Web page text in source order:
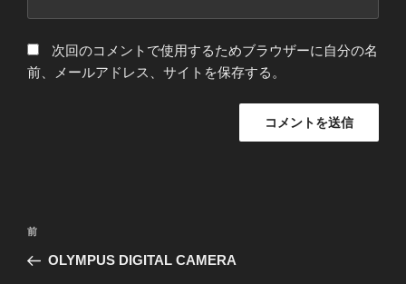
次回のコメントで使用するためブラウザーに自分の名
前、メールアドレス、サイトを保存する。
投
ナ
前
の
前
OLYMPUS DIGITAL CAMERA